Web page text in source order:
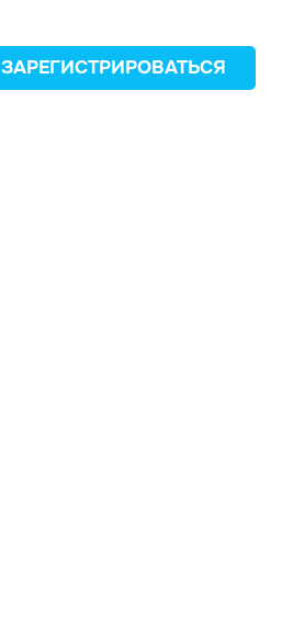
ЗАРЕГИСТРИРОВАТЬСЯ